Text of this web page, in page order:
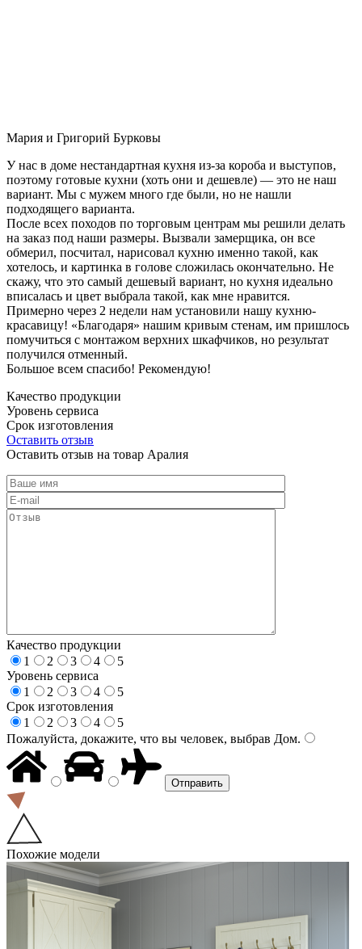
Мария и Григорий Бурковы
У нас в доме нестандартная кухня из-за короба и выступов,
поэтому готовые кухни (хоть они и дешевле) — это не наш
вариант. Мы с мужем много где были, но не нашли
подходящего варианта.
После всех походов по торговым центрам мы решили делать
на заказ под наши размеры. Вызвали замерщика, он все
обмерил, посчитал, нарисовал кухню именно такой, как
хотелось, и картинка в голове сложилась окончательно. Не
скажу, что это самый дешевый вариант, но кухня идеально
вписалась и цвет выбрала такой, как мне нравится.
Примерно через 2 недели нам установили нашу кухню-
красавицу! «Благодаря» нашим кривым стенам, им пришлось
помучиться с монтажом верхних шкафчиков, но результат
получился отменный.
Большое всем спасибо! Рекомендую!
Качество продукции
Уровень сервиса
Срок изготовления
Оставить отзыв
Оставить отзыв на товар Аралия
Качество продукции
1
2 3 4
5
Уровень сервиса
1
2 3 4
5
Срок изготовления
1
2 3 4
5
Пожалуйста, докажите, что вы человек, выбрав Дом.
Похожие модели